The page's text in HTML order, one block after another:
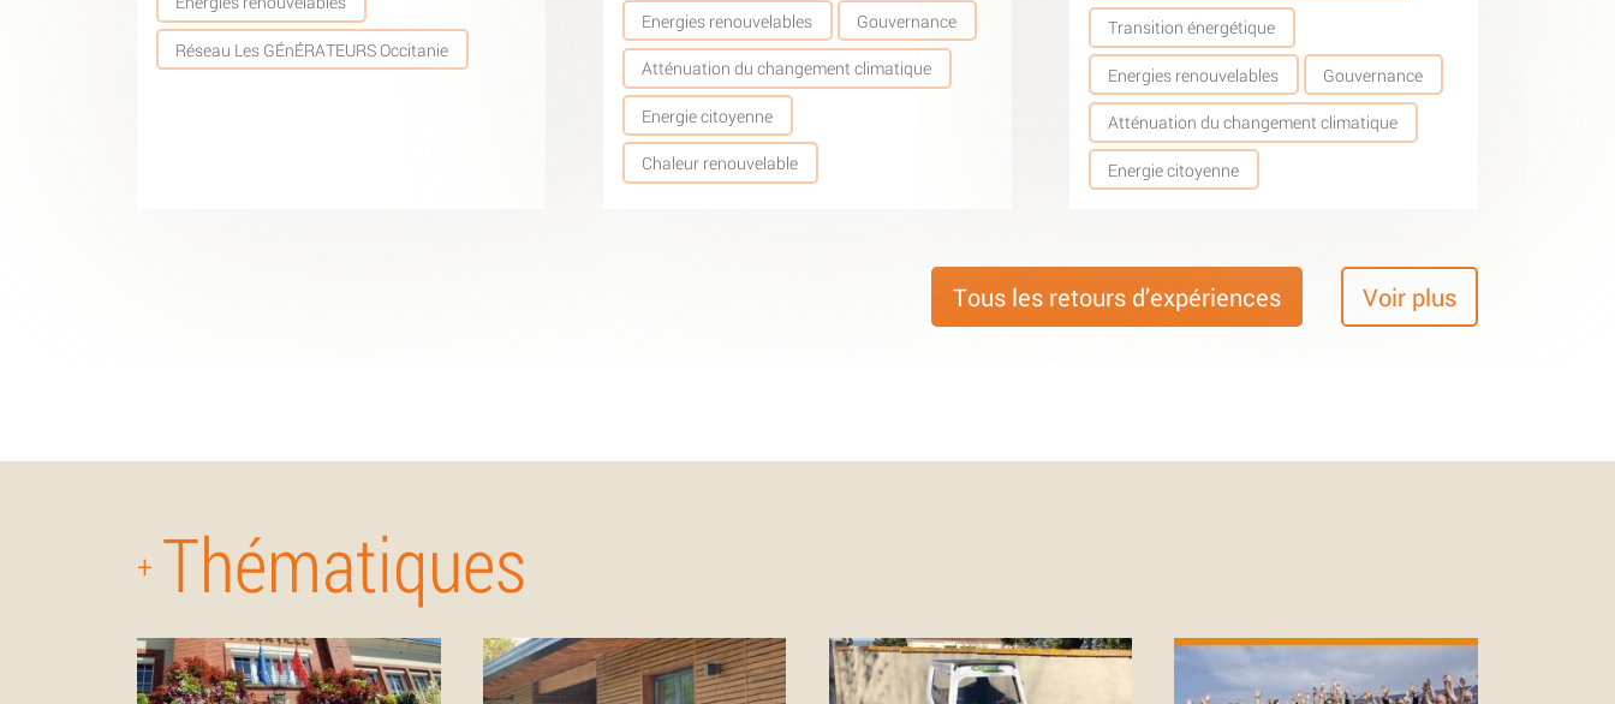
Réseau Les GÉnÉRATEURS Occitanie
Energies renouvelables Gouvernance
Atténuation du changement climatique
Energie citoyenne
Chaleur renouvelable
Transition énergétique
Energies renouvelables Gouvernance
Atténuation du changement climatique
Energie citoyenne
Tous les retours d’expériences Voir plus
+ Thématiques